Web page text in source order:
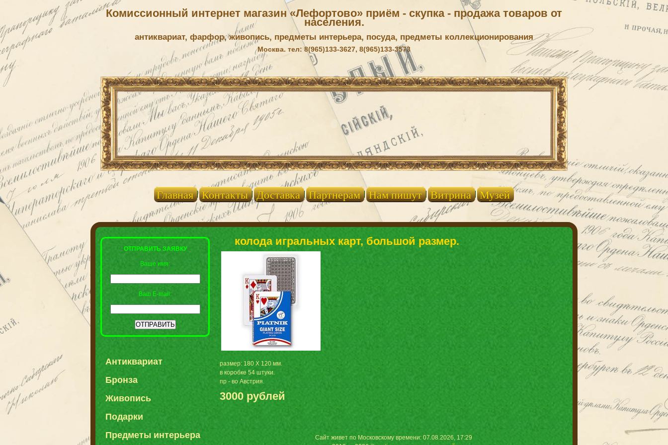
Комиссионный интернет магазин «Лефортово» приём - скупка - продажа товаров от
населения.
антиквариат, фарфор, живопись, предметы интерьера, посуда, предметы коллекционирования
Москва. тел: 8(965)133-3627, 8(965)133-3573
Главная Контакты Доставка Партнерам Нам пишут Витрина Музей
ОТПРАВИТЬ ЗАЯВКУ
Ваше имя:
Ваш E-mail:
Антиквариат
Бронза
Живопись
Подарки
Предметы интерьера
колода игральных карт, большой размер.
размер: 180 Х 120 мм.
в коробке 54 штуки.
пр - во Австрия.
3000 рублей
Сайт живет по Московскому времени: 07.08.2026, 17:29